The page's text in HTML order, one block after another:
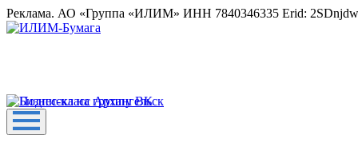
Реклама. АО «Группа «ИЛИМ» ИНН 7840346335 Erid: